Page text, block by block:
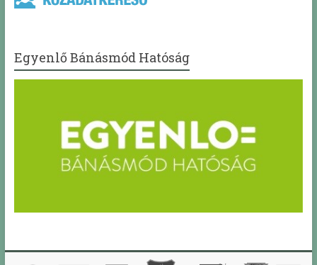
Egyenlő Bánásmód Hatóság